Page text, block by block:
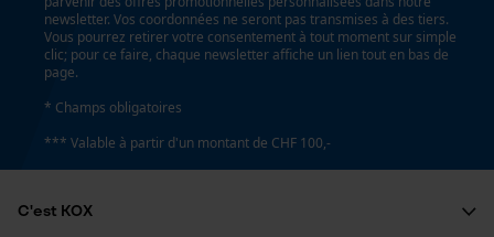
Confort
confortable, décontracté
non résistant à l'eau
newsletter. Vos coordonnées ne seront pas transmises à des tiers.
Vous pourrez retirer votre consentement à tout moment sur simple
clic; pour ce faire, chaque newsletter affiche un lien tout en bas de
page.
* Champs obligatoires
*** Valable à partir d'un montant de CHF 100,-
C'est KOX
Géo-IP et détection des
utilisateurs
Vidéos YouTube
Google Maps
Prise de contact par chat